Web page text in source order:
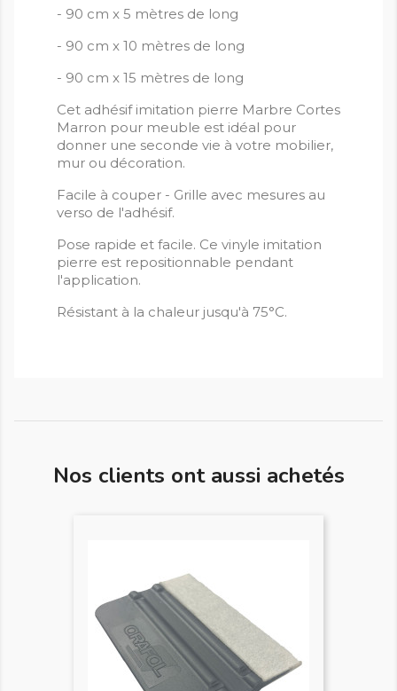
- 90 cm x 5 mètres de long
- 90 cm x 10 mètres de long
- 90 cm x 15 mètres de long
Cet adhésif imitation pierre Marbre Cortes
Marron pour meuble est idéal pour
donner une seconde vie à votre mobilier,
mur ou décoration.
Facile à couper - Grille avec mesures au
verso de l'adhésif.
Pose rapide et facile. Ce vinyle imitation
pierre est repositionnable pendant
l'application.
Résistant à la chaleur jusqu'à 75°C.
Nos clients ont aussi achetés